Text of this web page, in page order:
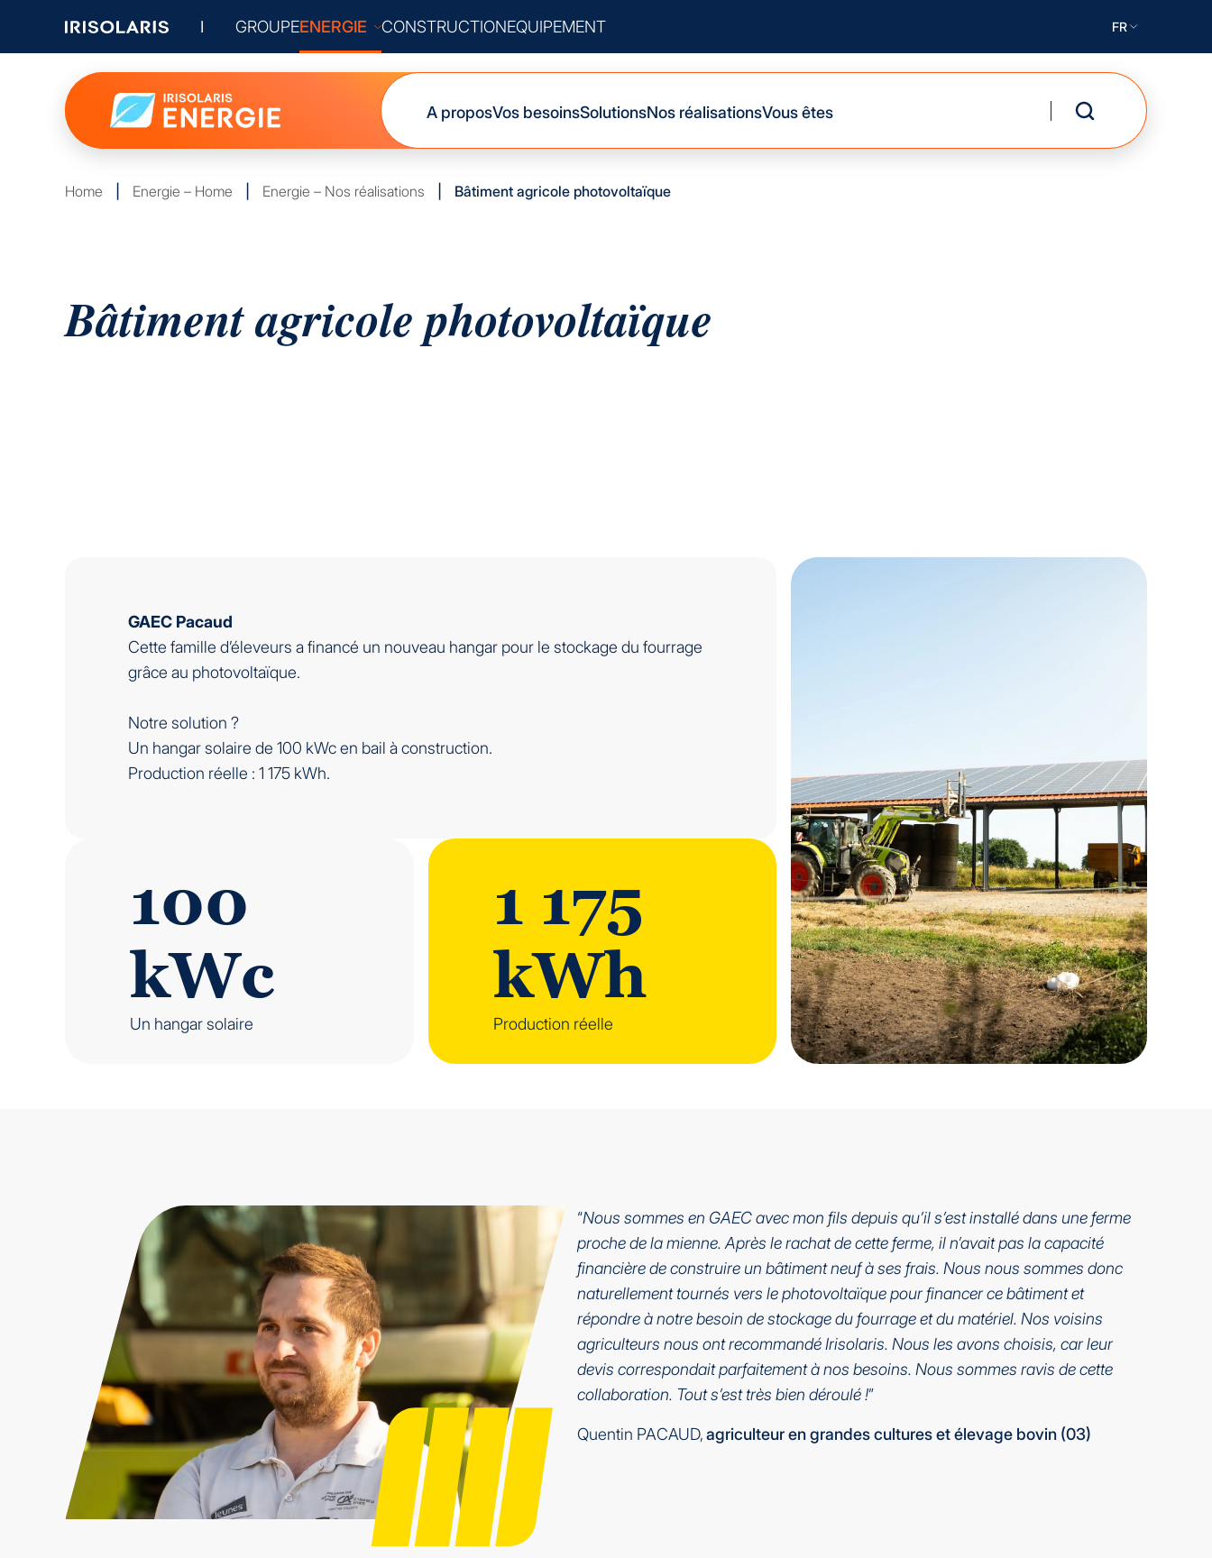
GROUPEENERGIE
A proposVos besoinsSolutionsNos réalisationsVous êtes
CONSTRUCTIONEQUIPEMENT FR
Home Energie – Home Energie – Nos réalisations Bâtiment agricole photovoltaïque
Bâtiment agricole photovoltaïque
GAEC Pacaud
Cette famille d’éleveurs a financé un nouveau hangar pour le stockage du fourrage
grâce au photovoltaïque.
Notre solution ?
Un hangar solaire de 100 kWc en bail à construction.
Production réelle : 1 175 kWh.
100
kWc
Un hangar solaire
1 175
kWh
Production réelle
“Nous sommes en GAEC avec mon fils depuis qu’il s’est installé dans une ferme
proche de la mienne. Après le rachat de cette ferme, il n’avait pas la capacité
financière de construire un bâtiment neuf à ses frais. Nous nous sommes donc
naturellement tournés vers le photovoltaïque pour financer ce bâtiment et
répondre à notre besoin de stockage du fourrage et du matériel. Nos voisins
agriculteurs nous ont recommandé Irisolaris. Nous les avons choisis, car leur
devis correspondait parfaitement à nos besoins. Nous sommes ravis de cette
collaboration. Tout s’est très bien déroulé !”
Quentin PACAUD,agriculteur en grandes cultures et élevage bovin (03)